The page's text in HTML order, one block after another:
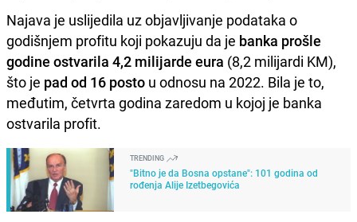
Najava je uslijedila uz objavljivanje podataka o
godišnjem profitu koji pokazuju da je banka prošle
godine ostvarila 4,2 milijarde eura (8,2 milijardi KM),
što je pad od 16 posto u odnosu na 2022. Bila je to,
međutim, četvrta godina zaredom u kojoj je banka
ostvarila profit.
TRENDING
"Bitno je da Bosna opstane": 101 godina od
rođenja Alije Izetbegovića